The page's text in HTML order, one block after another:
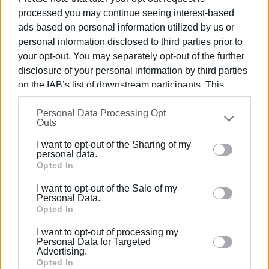
processed you may continue seeing interest-based
ads based on personal information utilized by us or
personal information disclosed to third parties prior to
your opt-out. You may separately opt-out of the further
disclosure of your personal information by third parties
on the IAB’s list of downstream participants. This
information may also be disclosed by us to third parties
on theIAB’s List of Downstream Participants
that may
further disclose it to other third parties.
Please note that this website/app uses one or more
Google services and may gather and store information
behaviour. You may click to grant or deny consent to
Google and its third-party tags to use your data for
section.
Personal Data Processing Opt
Outs
I want to opt-out of the Sharing of my
personal data.
Opted In
I want to opt-out of the Sale of my
Personal Data.
Opted In
I want to opt-out of processing my
Personal Data for Targeted
Advertising.
Opted In
Κι όμως, αξίζει να διασώσουμε κάτι από εκείνον τον
θυμό. Γιατί σχεδόν πάντα γεννιέται από μια αυθεντική
αγωνία για έναν δικαιότερο κόσμο, ιδιαίτερα όταν
κατοικεί στις ψυχές νέων ανθρώπων. Η κοινωνία
χρειάζεται την ανυπομονησία τους, την ευαισθησία
τους και την άρνησή τους να συμβιβαστούν με την
φωτιά μπορεί να υποκαταστήσει την πολιτική ή ότι
Εμφανίσεις: 2652